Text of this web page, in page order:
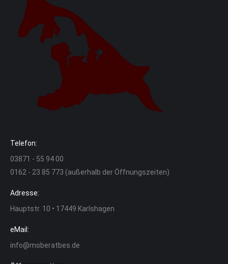
Telefon:
03871 - 55 94 00
0162 - 23 85 773 (außerhalb der Öffnungszeiten)
Adresse:
Hauptstr. 10 • 17449 Karlshagen
eMail:
info@moberatbes.de